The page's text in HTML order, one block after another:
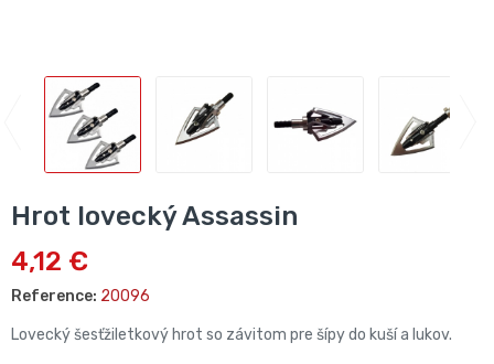
Hrot lovecký Assassin
4,12 €
Reference: 20096
Lovecký šesťžiletkový hrot so závitom pre šípy do kuší a lukov.